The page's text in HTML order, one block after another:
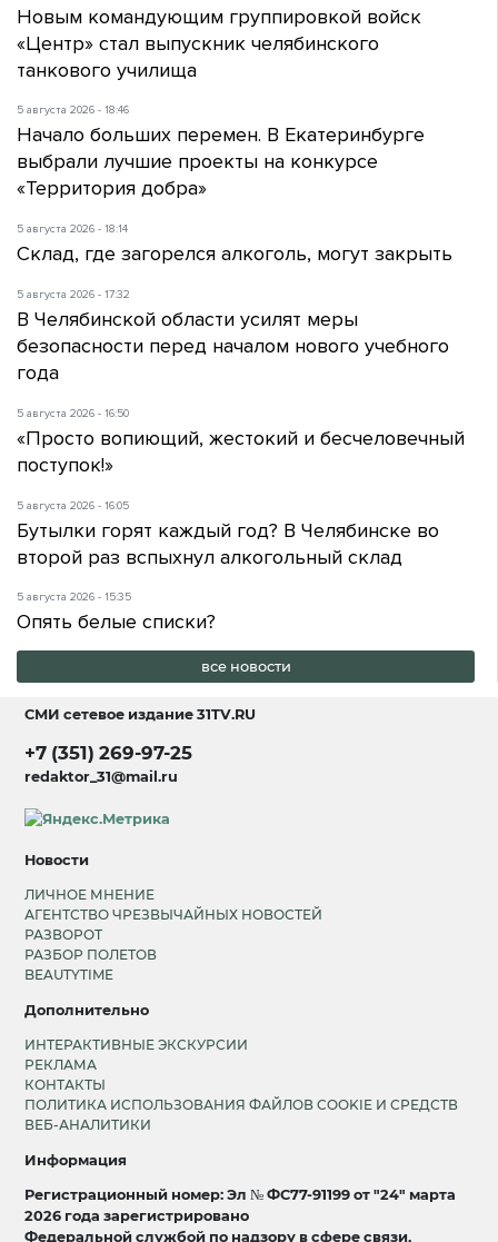
Новым командующим группировкой войск
«Центр» стал выпускник челябинского
танкового училища
5 августа 2026 - 18:46
Начало больших перемен. В Екатеринбурге
выбрали лучшие проекты на конкурсе
«Территория добра»
5 августа 2026 - 18:14
Склад, где загорелся алкоголь, могут закрыть
5 августа 2026 - 17:32
В Челябинской области усилят меры
безопасности перед началом нового учебного
года
5 августа 2026 - 16:50
«Просто вопиющий, жестокий и бесчеловечный
поступок!»
5 августа 2026 - 16:05
Бутылки горят каждый год? В Челябинске во
второй раз вспыхнул алкогольный склад
5 августа 2026 - 15:35
Опять белые списки?
все новости
СМИ сетевое издание31TV.RU
+7 (351) 269-97-25
redaktor_31@mail.ru
Новости
ЛИЧНОЕ МНЕНИЕ
АГЕНТСТВО ЧРЕЗВЫЧАЙНЫХ НОВОСТЕЙ
РАЗВОРОТ
РАЗБОР ПОЛЕТОВ
BEAUTYTIME
Дополнительно
ИНТЕРАКТИВНЫЕ ЭКСКУРСИИ
РЕКЛАМА
КОНТАКТЫ
ПОЛИТИКА ИСПОЛЬЗОВАНИЯ ФАЙЛОВ COOKIE И СРЕДСТВ
ВЕБ-АНАЛИТИКИ
Информация
Регистрационный номер: Эл № ФС77-91199 от "24" марта
2026 года зарегистрировано
Федеральной службой по надзору в сфере связи,